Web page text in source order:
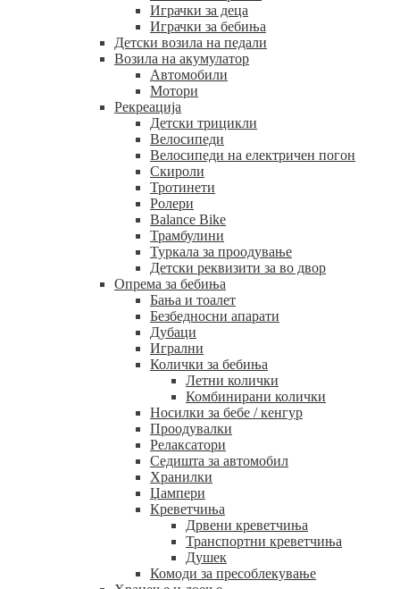
Играчки за деца
Играчки за бебиња
Детски возила на педали
Возила на акумулатор
Автомобили
Мотори
Рекреација
Детски трицикли
Велосипеди
Велосипеди на електричен погон
Скироли
Тротинети
Ролери
Balance Bike
Трамбулини
Туркала за проодување
Детски реквизити за во двор
Опрема за бебиња
Бања и тоалет
Безбедносни апарати
Дубаци
Игрални
Колички за бебиња
Летни колички
Комбинирани колички
Носилки за бебе / кенгур
Проодувалки
Релаксатори
Седишта за автомобил
Хранилки
Џампери
Креветчиња
Дрвени креветчиња
Транспортни креветчиња
Душек
Комоди за пресоблекување